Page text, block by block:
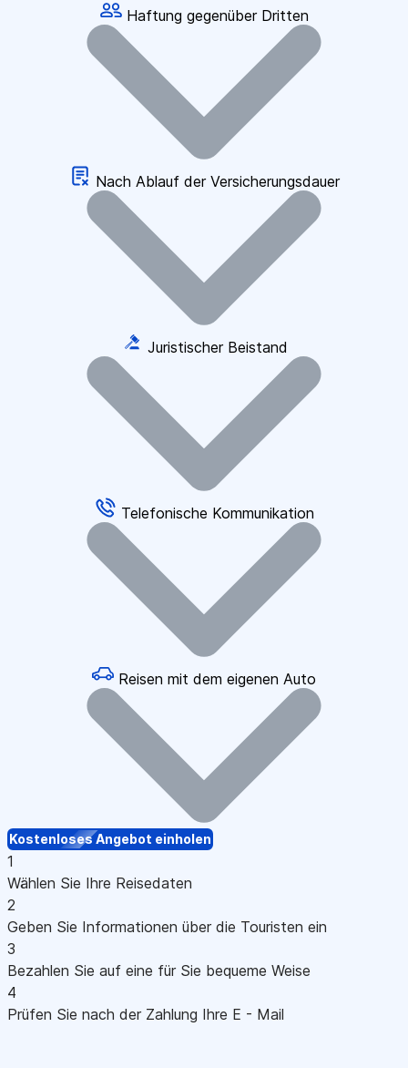
Haftung gegenüber Dritten
Nach Ablauf der Versicherungsdauer
Juristischer Beistand
Telefonische Kommunikation
Reisen mit dem eigenen Auto
Kostenloses Angebot einholen
1
Wählen Sie Ihre Reisedaten
2
Geben Sie Informationen über die Touristen ein
3
Bezahlen Sie auf eine für Sie bequeme Weise
4
Prüfen Sie nach der Zahlung Ihre E - Mail